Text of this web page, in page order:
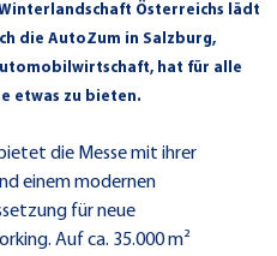
Österreichs lädt
die AutoZum in Salzburg,
hat für alle
etwas zu bieten.
die Messe mit ihrer
einem modernen
für neue
Auf ca. 35.000 m²